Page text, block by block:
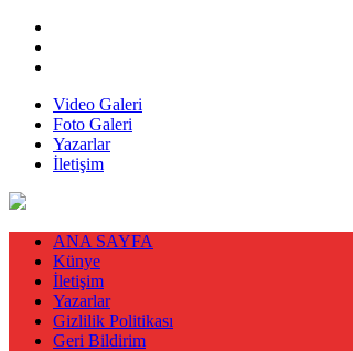
Video Galeri
Foto Galeri
Yazarlar
İletişim
ANA SAYFA
Künye
İletişim
Yazarlar
Gizlilik Politikası
Geri Bildirim